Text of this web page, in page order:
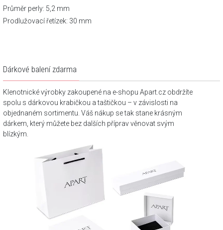
Průměr perly: 5,2 mm
Prodlužovací řetízek: 30 mm
Dárkové balení zdarma
Klenotnické výrobky zakoupené na e-shopu Apart.cz obdržíte
spolu s dárkovou krabičkou a taštičkou – v závislosti na
objednaném sortimentu. Váš nákup se tak stane krásným
dárkem, který můžete bez dalších příprav věnovat svým
blízkým.